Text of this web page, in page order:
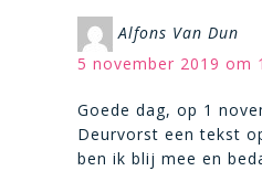
Alfons Van Dun
5 november 2019 om
Goede dag, op 1
Deurvorst een tekst
ben ik blij mee en